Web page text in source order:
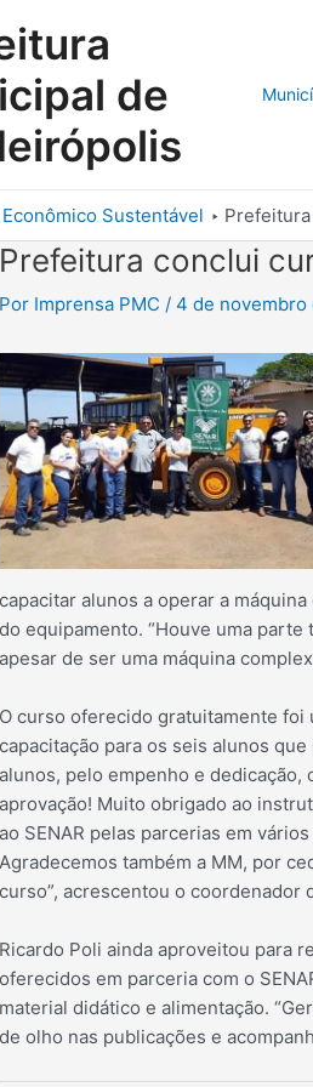
de
Sustentável
Prefeitura conclui
Por Imprensa PMC / 4 de novembro
capacitar alunos a operar a
do equipamento. “Houve uma
apesar de ser uma máquina
O curso oferecido gratuitamente foi
capacitação para os seis alunos
alunos, pelo empenho e dedicação,
aprovação! Muito obrigado ao
ao SENAR pelas parcerias em
Agradecemos também a MM, por
curso”, acrescentou o coordenador
Ricardo Poli ainda aproveitou para
oferecidos em parceria com o
material didático e alimentação.
de olho nas publicações e